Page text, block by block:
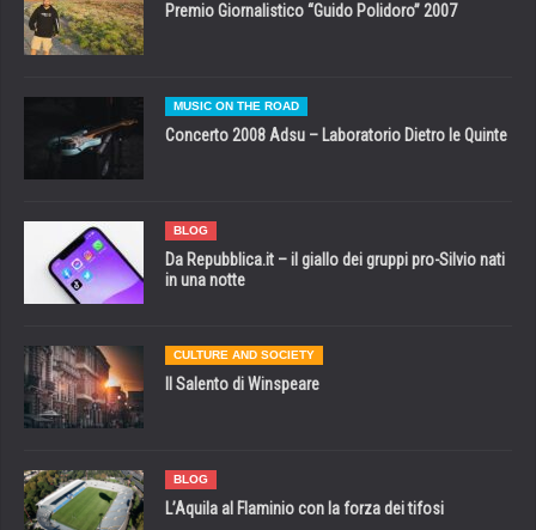
Premio Giornalistico “Guido Polidoro” 2007
MUSIC ON THE ROAD
Concerto 2008 Adsu – Laboratorio Dietro le Quinte
BLOG
Da Repubblica.it – il giallo dei gruppi pro-Silvio nati
in una notte
CULTURE AND SOCIETY
Il Salento di Winspeare
BLOG
L’Aquila al Flaminio con la forza dei tifosi